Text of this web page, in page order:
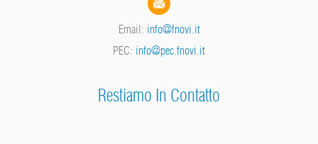
Email: info@fnovi.it
PEC: info@pec.fnovi.it
Restiamo In Contatto